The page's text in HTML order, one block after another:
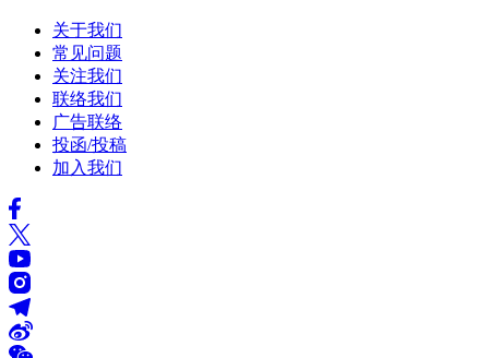
关于我们
常见问题
关注我们
联络我们
广告联络
投函/投稿
加入我们